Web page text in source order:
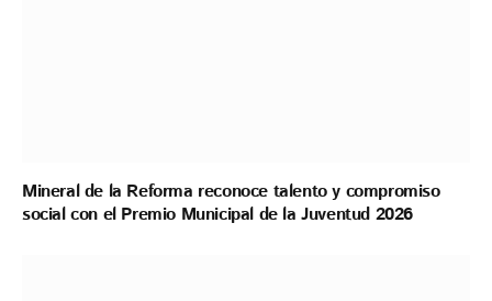
Mineral de la Reforma reconoce talento y compromiso
social con el Premio Municipal de la Juventud 2026